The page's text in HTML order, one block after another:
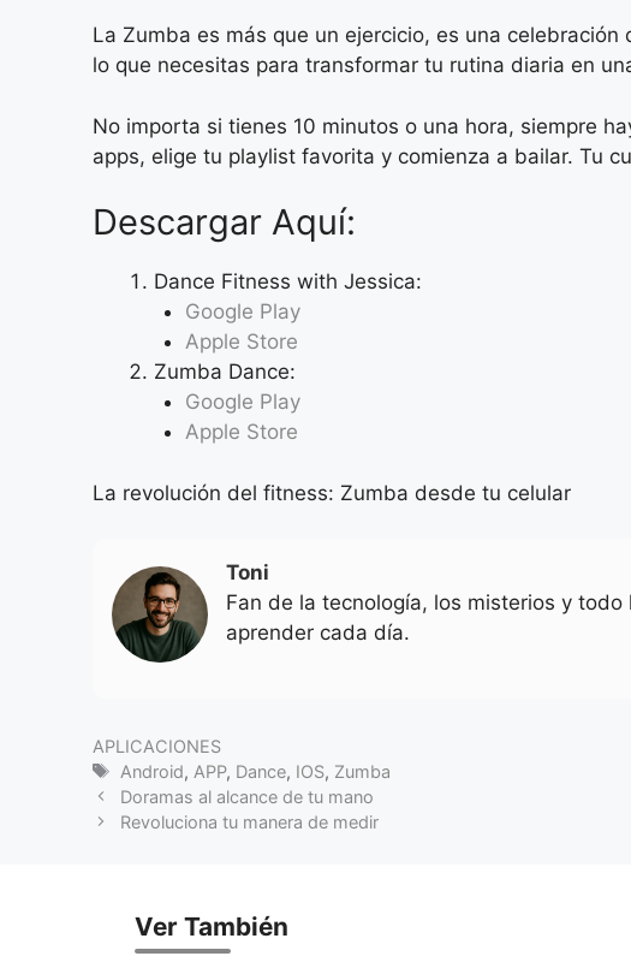
La Zumba es más que un ejercicio, es una
lo que necesitas para transformar tu rutina diaria en
No importa si tienes 10 minutos o una hora, siempre
apps, elige tu playlist favorita y comienza a bailar. Tu
Descargar Aquí:
Dance Fitness with Jessica:
Google Play
Apple Store
Zumba Dance:
Google Play
Apple Store
La revolución del fitness: Zumba desde tu celular
Toni
Fan de la tecnología, los misterios y
aprender cada día.
Categorias
APLICACIONES
Tags
Android, APP, Dance, IOS, Zumba
Doramas al alcance de tu mano
Revoluciona tu manera de medir
Ver También